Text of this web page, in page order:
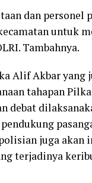
dan personel
untuk
Tambahnya.
Alif Akbar
tahapan
debat
juga
terjadinya